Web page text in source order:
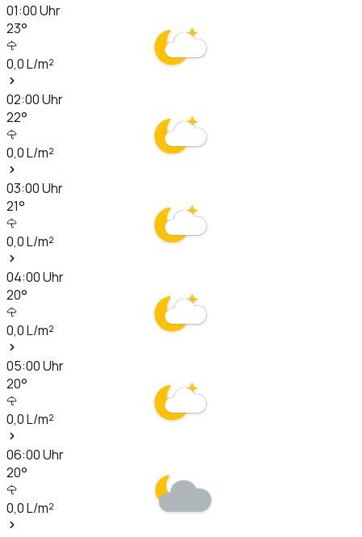
01:00Uhr
23°
0,0L/m²
02:00Uhr
22°
0,0L/m²
03:00Uhr
21°
0,0L/m²
04:00Uhr
20°
0,0L/m²
05:00Uhr
20°
0,0L/m²
06:00Uhr
20°
0,0L/m²